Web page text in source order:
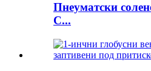
Пнеуматски
С...